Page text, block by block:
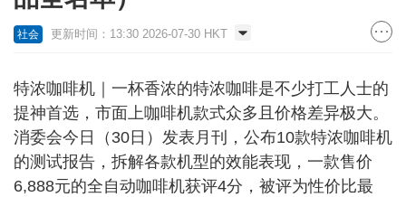
社会 更新时间：13:30 2026-07-30 HKT
特浓咖啡机｜一杯香浓的特浓咖啡是不少打工人士的
提神首选，市面上咖啡机款式众多且价格差异极大。
消委会今日（30日）发表月刊，公布10款特浓咖啡机
的测试报告，拆解各款机型的效能表现，一款售价
6,888元的全自动咖啡机获评4分，被评为性价比最